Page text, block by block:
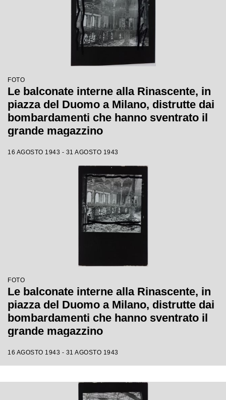
FOTO
Le balconate interne alla Rinascente, in
piazza del Duomo a Milano, distrutte dai
bombardamenti che hanno sventrato il
grande magazzino
16 AGOSTO 1943 - 31 AGOSTO 1943
FOTO
Le balconate interne alla Rinascente, in
piazza del Duomo a Milano, distrutte dai
bombardamenti che hanno sventrato il
grande magazzino
16 AGOSTO 1943 - 31 AGOSTO 1943